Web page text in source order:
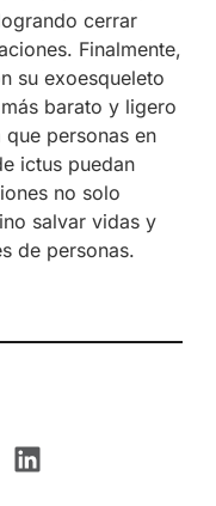
cerrar
Finalmente,
su exoesqueleto
barato y ligero
personas en
ictus puedan
no solo
salvar vidas y
de personas.